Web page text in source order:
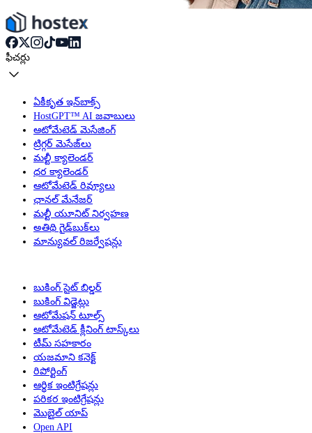
ఫీచర్లు
ఏకీకృత ఇన్‌బాక్స్
HostGPT™ AI జవాబులు
ఆటోమేటెడ్ మెసేజింగ్
ట్రిగ్గర్ మెసేజ్‌లు
మల్టీ క్యాలెండర్
ధర క్యాలెండర్
ఆటోమేటెడ్ రివ్యూలు
ఛానల్ మేనేజర్
మల్టీ యూనిట్ నిర్వహణ
అతిథి గైడ్‌బుక్‌లు
మాన్యువల్ రిజర్వేషన్లు
బుకింగ్ సైట్ బిల్డర్
బుకింగ్ విడ్జెట్లు
ఆటోమేషన్ టూల్స్
ఆటోమేటెడ్ క్లీనింగ్ టాస్క్‌లు
టీమ్ సహకారం
యజమాని కనెక్ట్
రిపోర్టింగ్
ఆర్థిక ఇంటిగ్రేషన్లు
పరికర ఇంటిగ్రేషన్లు
మొబైల్ యాప్
Open API